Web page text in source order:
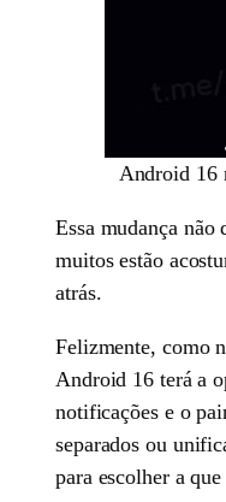
Android 16
Essa mudança não
muitos estão
atrás.
Felizmente, como
Android 16 terá a
notificações e o
separados ou
para escolher a